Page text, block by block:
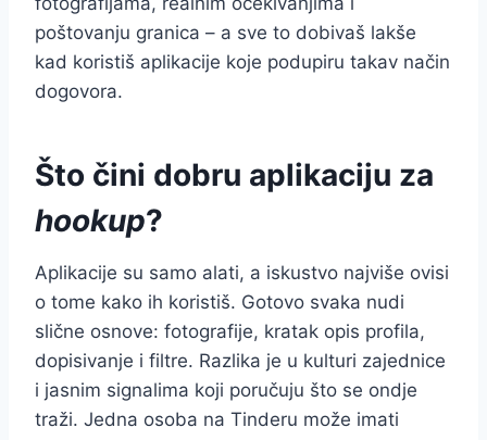
poštovanju granica – a sve to dobivaš lakše
kad koristiš aplikacije koje podupiru takav način
dogovora.
Što čini dobru aplikaciju za
hookup?
Aplikacije su samo alati, a iskustvo najviše ovisi
o tome kako ih koristiš. Gotovo svaka nudi
slične osnove: fotografije, kratak opis profila,
dopisivanje i filtre. Razlika je u kulturi zajednice
i jasnim signalima koji poručuju što se ondje
traži. Jedna osoba na Tinderu može imati